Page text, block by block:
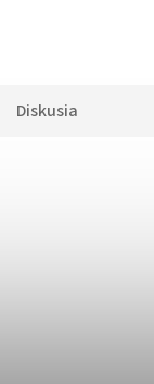
Diskusia